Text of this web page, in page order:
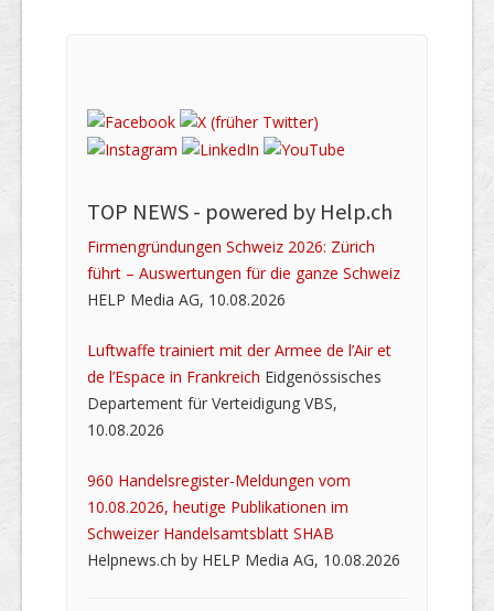
TOP NEWS - powered by Help.ch
Firmengründungen Schweiz 2026: Zürich
führt – Auswertungen für die ganze Schweiz
HELP Media AG, 10.08.2026
Luftwaffe trainiert mit der Armee de l’Air et
de l’Espace in Frankreich Eidgenössisches
Departement für Verteidigung VBS,
10.08.2026
960 Handelsregister-Meldungen vom
10.08.2026, heutige Publikationen im
Schweizer Handelsamtsblatt SHAB
Helpnews.ch by HELP Media AG, 10.08.2026